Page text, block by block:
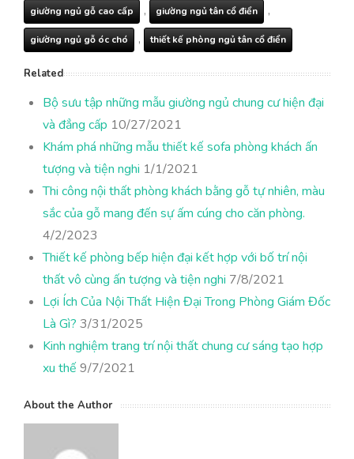
giường ngủ gỗ cao cấp , giường ngủ tân cổ điển ,
giường ngủ gỗ óc chó , thiết kế phòng ngủ tân cổ điển
Related
Bộ sưu tập những mẫu giường ngủ chung cư hiện đại
và đẳng cấp 10/27/2021
Khám phá những mẫu thiết kế sofa phòng khách ấn
tượng và tiện nghi 1/1/2021
Thi công nội thất phòng khách bằng gỗ tự nhiên, màu
sắc của gỗ mang đến sự ấm cúng cho căn phòng.
4/2/2023
Thiết kế phòng bếp hiện đại kết hợp với bố trí nội
thất vô cùng ấn tượng và tiện nghi 7/8/2021
Lợi Ích Của Nội Thất Hiện Đại Trong Phòng Giám Đốc
Là Gì? 3/31/2025
Kinh nghiệm trang trí nội thất chung cư sáng tạo hợp
xu thế9/7/2021
About the Author